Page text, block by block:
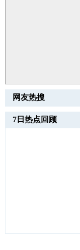
网友热搜
7日热点回顾